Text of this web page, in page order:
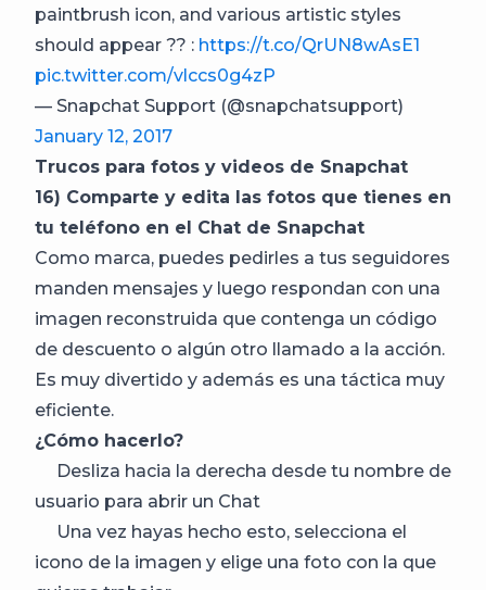
paintbrush icon, and various artistic styles
should appear ?? : https://t.co/QrUN8wAsE1
pic.twitter.com/vlccs0g4zP
— Snapchat Support (@snapchatsupport)
January 12, 2017
Trucos para fotos y videos de Snapchat
16) Comparte y edita las fotos que tienes en
tu teléfono en el Chat de Snapchat
Como marca, puedes pedirles a tus seguidores
manden mensajes y luego respondan con una
imagen reconstruida que contenga un código
de descuento o algún otro llamado a la acción.
Es muy divertido y además es una táctica muy
eficiente.
¿Cómo hacerlo?
Desliza hacia la derecha desde tu nombre de
usuario para abrir un Chat
Una vez hayas hecho esto, selecciona el
icono de la imagen y elige una foto con la que